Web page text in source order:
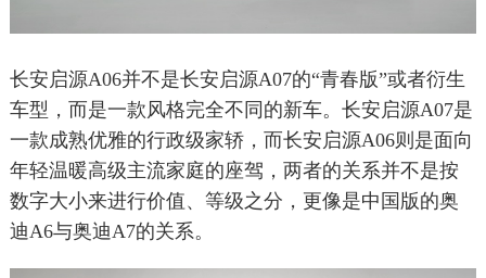
长安启源A06并不是长安启源A07的“青春版”或者衍生
车型，而是一款风格完全不同的新车。长安启源A07是
一款成熟优雅的行政级家轿，而长安启源A06则是面向
年轻温暖高级主流家庭的座驾，两者的关系并不是按
数字大小来进行价值、等级之分，更像是中国版的奥
迪A6与奥迪A7的关系。